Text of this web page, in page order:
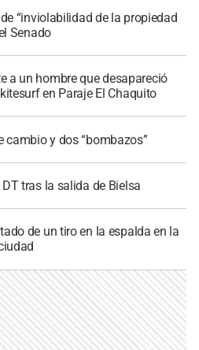
“inviolabilidad de la propiedad
Senado
a un hombre que desapareció
en Paraje El Chaquito
cambio y dos “bombazos”
tras la salida de Bielsa
de un tiro en la espalda en la